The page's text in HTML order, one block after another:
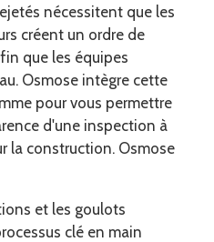
nécessitent que les
créent un ordre de
que les équipes
Osmose intègre cette
pour vous permettre
d'une inspection à
la construction. Osmose
et les goulots
clé en main